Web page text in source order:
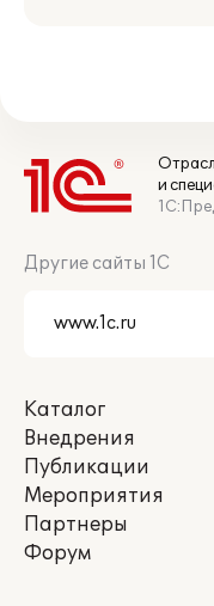
и
Другие сайты 1С
Каталог
Внедрения
Публикации
Мероприятия
Партнеры
Форум